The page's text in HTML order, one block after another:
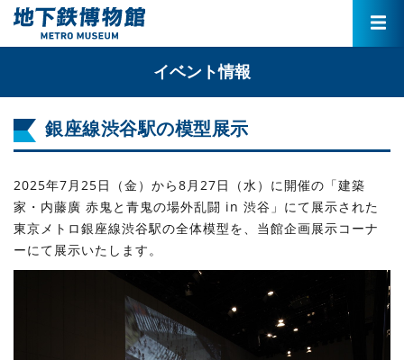
イベント情報
銀座線渋谷駅の模型展示
2025年7月25日（金）から8月27日（水）に開催の「建築
家・内藤廣 赤鬼と青鬼の場外乱闘 in 渋谷」にて展示された
東京メトロ銀座線渋谷駅の全体模型を、当館企画展示コーナ
ーにて展示いたします。